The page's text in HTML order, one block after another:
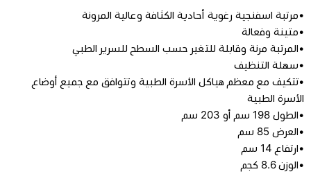
فيتامينات للاطفال
فيتامينات للبالغين
عرض الكل
اجهزة طبية منزلية
اسرة طبية
مراتب طبية
رعاية كبار السن
عرض الكل
الحفاضات للكبار
تخفيضات
•مرتبة اسفنجية رغوية أحادية الكثافة وعالية المرونة
•متينة وفعالة
•المرتبة مرنة وقابلة للتغير حسب السطح للسرير الطبي
•سهلة التنظيف
•تتكيف مع معظم هياكل الأسرة الطبية وتتوافق مع جميع أوضاع
الأسرة الطبية
•الطول 198 سم أو 203 سم
•العرض 85 سم
•ارتفاع 14 سم
•الوزن 8.6 كجم